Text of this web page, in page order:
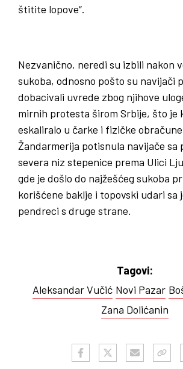
štitite lopove“.
Nezvanično, neredi su izbili nakon
sukoba, odnosno pošto su navijači
dobacivali uvrede zbog njihove
mirnih protesta širom Srbije, što je
eskaliralo u čarke i fizičke
Žandarmerija potisnula navijače sa
severa niz stepenice prema Ulici
gde je došlo do najžešćeg sukoba
korišćene baklje i topovski udari sa
pendreci s druge strane.
Tagovi:
Aleksandar Vučić Novi Pazar
Zana Dolićanin